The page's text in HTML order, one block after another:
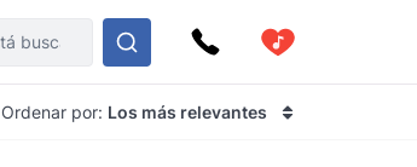
Ordenar por: Los más relevantes